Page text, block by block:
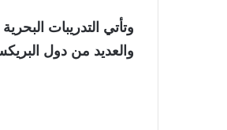
عناصر
وتأتي التدريبات
والعديد من دول